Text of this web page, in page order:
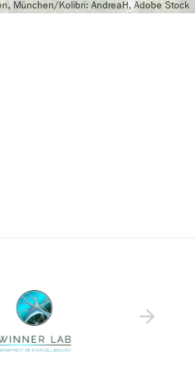
München/Kolibri: AndreaH, Adobe Stock